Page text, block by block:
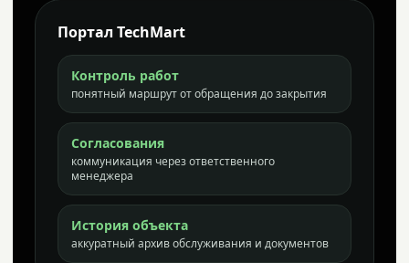
Портал TechMart
Контроль работ
понятный маршрут от обращения до закрытия
Согласования
коммуникация через ответственного
менеджера
История объекта
аккуратный архив обслуживания и документов